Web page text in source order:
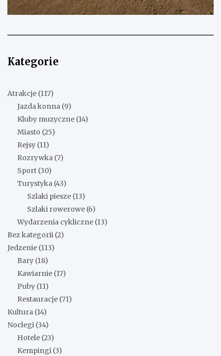
Kategorie
Atrakcje (117)
Jazda konna (9)
Kluby muzyczne (14)
Miasto (25)
Rejsy (11)
Rozrywka (7)
Sport (30)
Turystyka (43)
Szlaki piesze (13)
Szlaki rowerowe (6)
Wydarzenia cykliczne (13)
Bez kategorii (2)
Jedzenie (113)
Bary (18)
Kawiarnie (17)
Puby (11)
Restauracje (71)
Kultura (14)
Noclegi (34)
Hotele (23)
Kempingi (3)